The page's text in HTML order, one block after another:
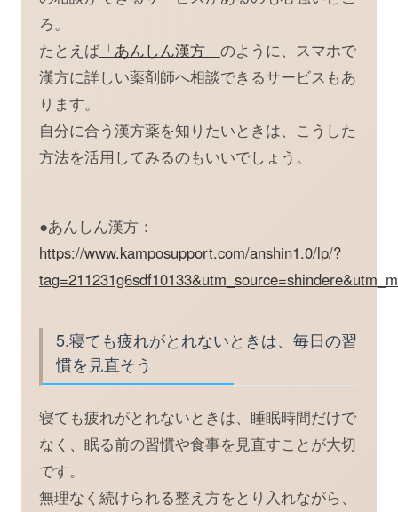
ろ。
たとえば「あんしん漢方」 のように、スマホで
漢方に詳しい薬剤師へ相談できるサービスもあ
ります。
自分に合う漢方薬を知りたいときは、こうした
方法を活用してみるのもいいでしょう。
●あんしん漢方：
https://www.kamposupport.com/anshin1.0/lp/?
5.寝ても疲れがとれないときは、毎日の習
慣を見直そう
寝ても疲れがとれないときは、睡眠時間だけで
なく、眠る前の習慣や食事を見直すことが大切
です。
無理なく続けられる整え方をとり入れながら、